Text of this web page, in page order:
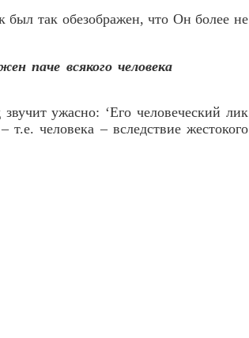
так обезображен, что Он более не
паче всякого человека
ужасно: ‘Его человеческий лик
человека – вследствие жестокого